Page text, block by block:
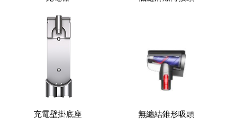
充電壁掛底座 無纏結錐形吸頭